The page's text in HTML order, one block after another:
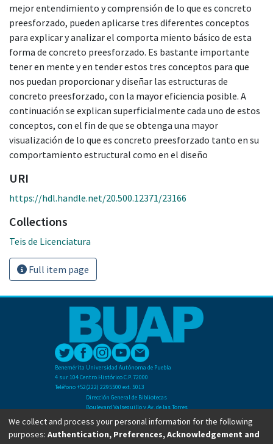
mejor entendimiento y comprensión de lo que es concreto
preesforzado, pueden aplicarse tres diferentes conceptos
para explicar y analizar el comporta miento básico de esta
forma de concreto preesforzado. Es bastante importante
tener en mente y en tender estos tres conceptos para que
nos puedan proporcionar y diseñar las estructuras de
concreto preesforzado, con la mayor eficiencia posible. A
continuación se explican superficialmente cada uno de estos
conceptos, con el fin de que se obtenga una mayor
visualización de lo que es concreto preesforzado tanto en su
comportamiento estructural como en el diseño
URI
https://hdl.handle.net/20.500.12371/23166
Collections
Teis de Licenciatura
Full item page
Benemérita Universidad Autónoma de Puebla
4 sur 104 Centro Histórico C.P. 72000
Teléfono +52(222) 2295500 ext. 5013
Dirección General de Bibliotecas
Boulevard Valsequillo y Av. de las Torres
Ciudad Universitaria. Col. San Manuel
C.P. 72570
Teléfono +52 (222) 2295500 Ext 2901
We collect and process your personal information for the following
purposes: Authentication, Preferences, Acknowledgement and